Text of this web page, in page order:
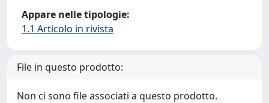
Appare nelle tipologie:
1.1 Articolo in rivista
File in questo prodotto:
Non ci sono file associati a questo prodotto.